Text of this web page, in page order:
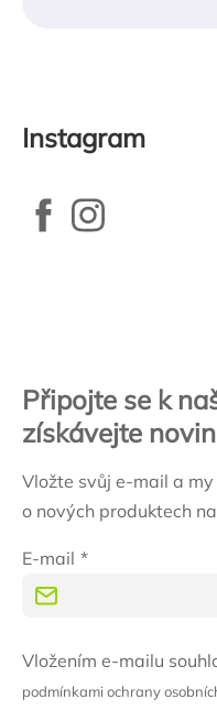
Instagram
Připojte se k
získávejte
Vložte svůj e-mail a
o nových produktech
E-mail
Vložením e-mailu
podmínkami ochrany